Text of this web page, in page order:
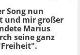
Song nun
und mir großer
Marius
seine ganz